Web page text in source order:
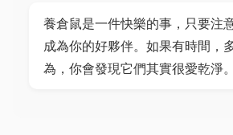
養倉鼠是一件快樂的事，只要注
成為你的好夥伴。如果有時間，
為，你會發現它們其實很愛乾淨。